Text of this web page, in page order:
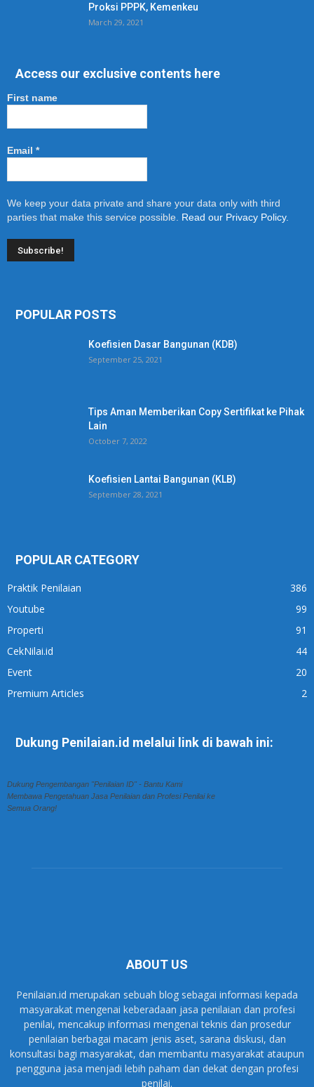
Proksi PPPK, Kemenkeu
March 29, 2021
Access our exclusive contents here
First name
Email *
We keep your data private and share your data only with third
parties that make this service possible. Read our Privacy Policy.
POPULAR POSTS
Koefisien Dasar Bangunan (KDB)
September 25, 2021
Tips Aman Memberikan Copy Sertifikat ke Pihak
Lain
October 7, 2022
Koefisien Lantai Bangunan (KLB)
September 28, 2021
POPULAR CATEGORY
Praktik Penilaian
386
Youtube
99
Properti
91
CekNilai.id
44
Event
20
Premium Articles
2
Dukung Penilaian.id melalui link di bawah ini:
Dukung Pengembangan "Penilaian ID" - Bantu Kami
Membawa Pengetahuan Jasa Penilaian dan Profesi Penilai ke
Semua Orang!
ABOUT US
Penilaian.id merupakan sebuah blog sebagai informasi kepada
masyarakat mengenai keberadaan jasa penilaian dan profesi
penilai, mencakup informasi mengenai teknis dan prosedur
penilaian berbagai macam jenis aset, sarana diskusi, dan
konsultasi bagi masyarakat, dan membantu masyarakat ataupun
pengguna jasa menjadi lebih paham dan dekat dengan profesi
penilai.